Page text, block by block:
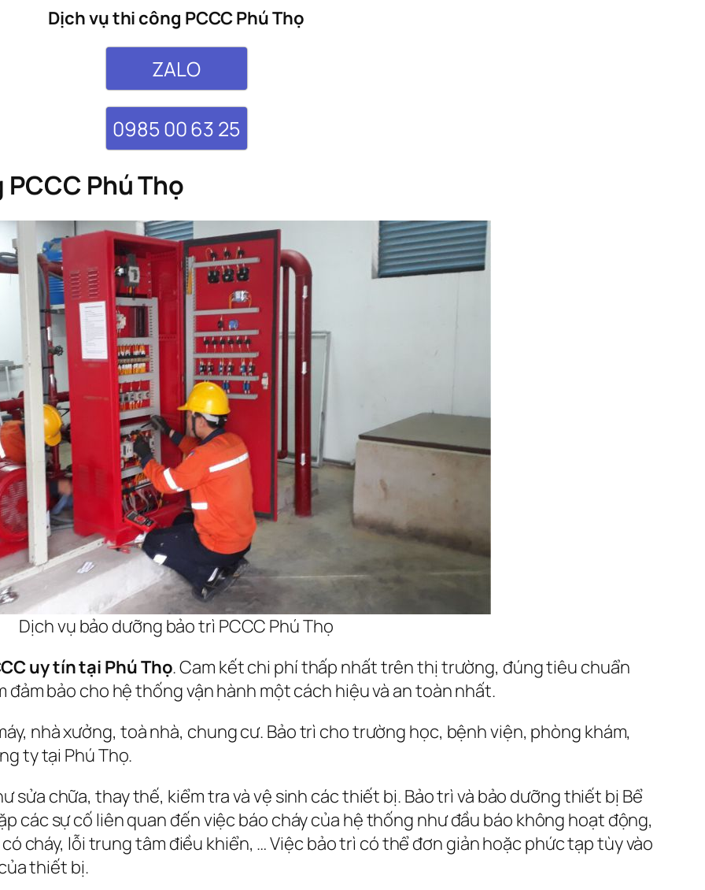
Dịch vụ thi công PCCC Phú Thọ
ZALO
0985 00 63 25
Phú Thọ
Dịch vụ bảo dưỡng bảo trì PCCC Phú Thọ
uy tín tại Phú Thọ. Cam kết chi phí thấp nhất trên thị trường, đúng tiêu chuẩn
bảo cho hệ thống vận hành một cách hiệu và an toàn nhất.
nhà xưởng, toà nhà, chung cư. Bảo trì cho trường học, bệnh viện, phòng khám,
ty tại Phú Thọ.
sửa chữa, thay thế, kiểm tra và vệ sinh các thiết bị. Bảo trì và bảo dưỡng thiết bị Bể
các sự cố liên quan đến việc báo cháy của hệ thống như đầu báo không hoạt động,
cháy, lỗi trung tâm điều khiển, … Việc bảo trì có thể đơn giản hoặc phức tạp tùy vào
thiết bị.